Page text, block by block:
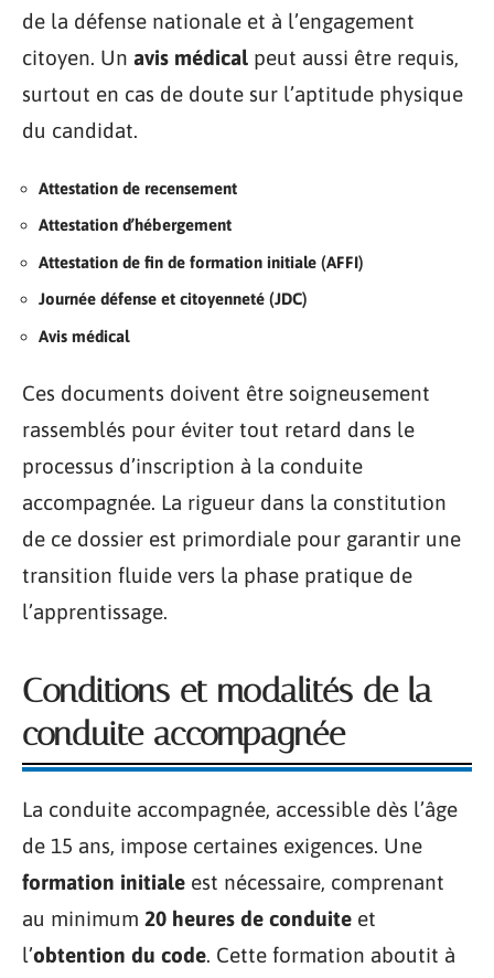
de la défense nationale et à l’engagement
citoyen. Un avis médical peut aussi être requis,
surtout en cas de doute sur l’aptitude physique
du candidat.
Attestation de recensement
Attestation d’hébergement
Attestation de fin de formation initiale (AFFI)
Journée défense et citoyenneté (JDC)
Avis médical
Ces documents doivent être soigneusement
rassemblés pour éviter tout retard dans le
processus d’inscription à la conduite
accompagnée. La rigueur dans la constitution
de ce dossier est primordiale pour garantir une
transition fluide vers la phase pratique de
l’apprentissage.
Conditions et modalités de la
conduite accompagnée
La conduite accompagnée, accessible dès l’âge
de 15 ans, impose certaines exigences. Une
formation initiale est nécessaire, comprenant
au minimum 20 heures de conduite et
l’obtention du code. Cette formation aboutit à